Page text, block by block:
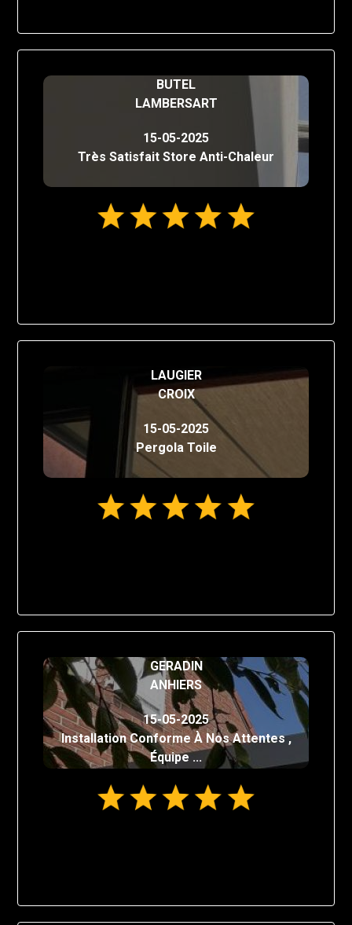
BUTEL
LAMBERSART
15-05-2025
Très Satisfait Store Anti-Chaleur
LAUGIER
CROIX
15-05-2025
Pergola Toile
GERADIN
ANHIERS
15-05-2025
Installation Conforme À Nos Attentes ,
Équipe ...